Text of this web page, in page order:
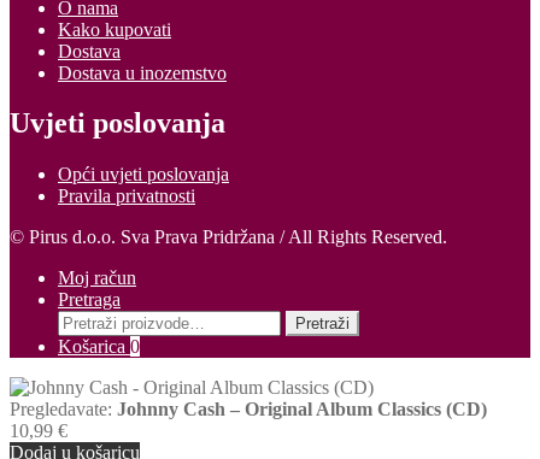
O nama
Kako kupovati
Dostava
Dostava u inozemstvo
Uvjeti poslovanja
Opći uvjeti poslovanja
Pravila privatnosti
© Pirus d.o.o. Sva Prava Pridržana / All Rights Reserved.
Moj račun
Pretraga
Pretraži:
Pretraži
Košarica 0
Pregledavate: Johnny Cash – Original Album Classics (CD)
10,99 €
Dodaj u košaricu